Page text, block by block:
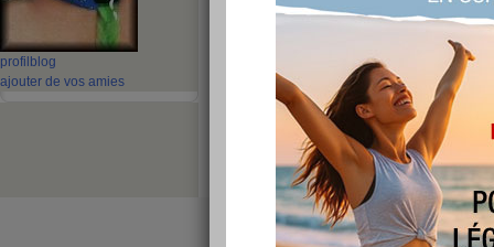
profil blog
ajouter de vos amies
LES BONNES
SANTIAGO
publié le 31/05/2010 à 19:05